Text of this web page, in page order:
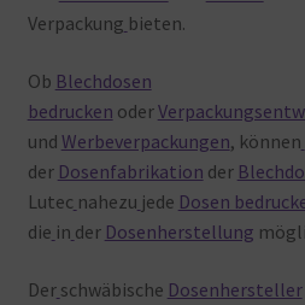
Verpackung bieten.
Ob Blechdosen
bedrucken oder
und Werbeverpackungen, können
der Dosenfabrikation der
Lutec nahezu jede Dosen
die in der Dosenherstellung
Der schwäbische Dosenhersteller